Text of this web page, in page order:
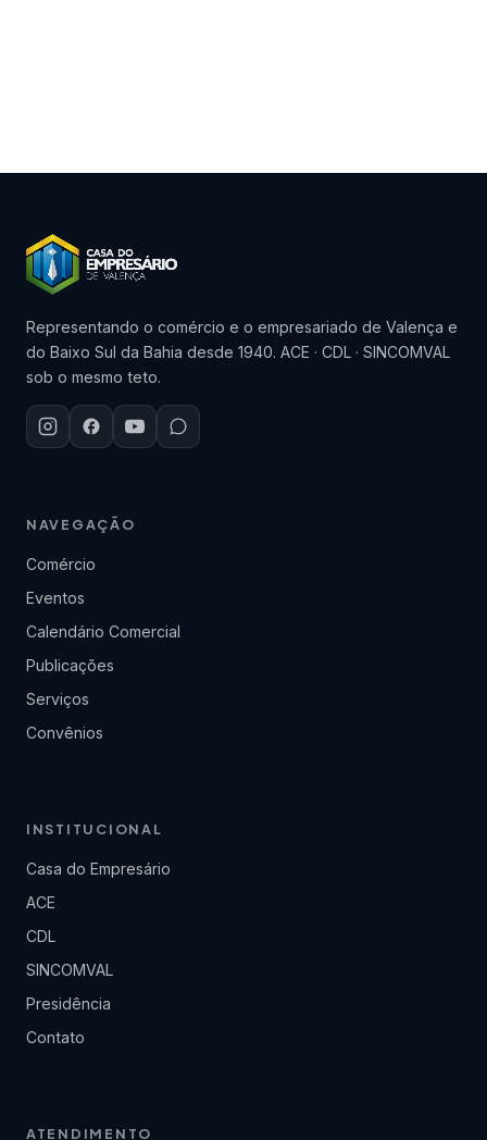
Representando o comércio e o empresariado de Valença e
do Baixo Sul da Bahia desde 1940. ACE · CDL · SINCOMVAL
sob o mesmo teto.
NAVEGAÇÃO
Comércio
Eventos
Calendário Comercial
Publicações
Serviços
Convênios
INSTITUCIONAL
Casa do Empresário
ACE
CDL
SINCOMVAL
Presidência
Contato
ATENDIMENTO